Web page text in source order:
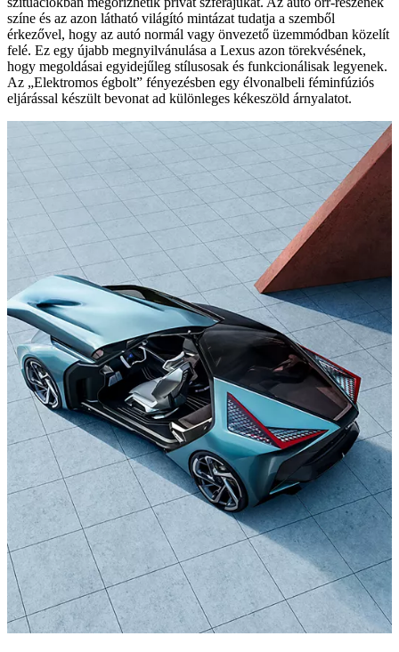
színe és az azon látható világító mintázat tudatja a szemből
érkezővel, hogy az autó normál vagy önvezető üzemmódban közelít
felé. Ez egy újabb megnyilvánulása a Lexus azon törekvésének,
hogy megoldásai egyidejűleg stílusosak és funkcionálisak legyenek.
Az „Elektromos égbolt” fényezésben egy élvonalbeli féminfúziós
eljárással készült bevonat ad különleges kékeszöld árnyalatot.